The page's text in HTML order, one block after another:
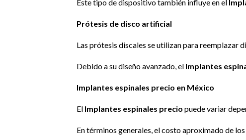
Este tipo de dispositivo también influye en el
Prótesis de disco artificial
Las prótesis discales se utilizan para reemplazar
Debido a su diseño avanzado, el Implantes
Implantes espinales precio en México
El Implantes espinales precio puede variar
En términos generales, el costo aproximado de